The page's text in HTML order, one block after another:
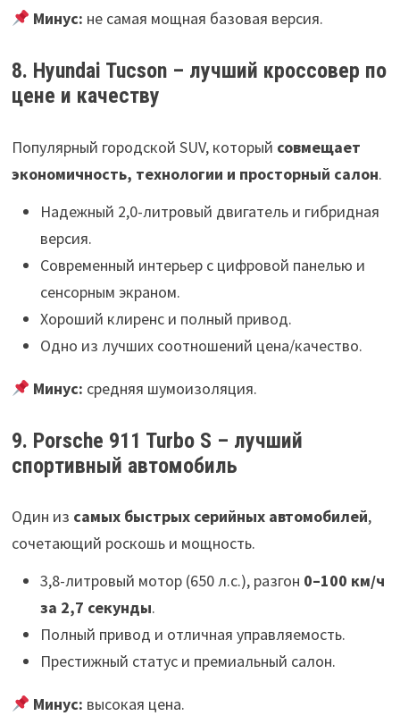
Минус: не самая мощная базовая версия.
8. Hyundai Tucson – лучший кроссовер по
цене и качеству
Популярный городской SUV, который совмещает
экономичность, технологии и просторный салон.
Надежный 2,0-литровый двигатель и гибридная
версия.
Современный интерьер с цифровой панелью и
сенсорным экраном.
Хороший клиренс и полный привод.
Одно из лучших соотношений цена/качество.
Минус: средняя шумоизоляция.
9. Porsche 911 Turbo S – лучший
спортивный автомобиль
Один из самых быстрых серийных автомобилей,
сочетающий роскошь и мощность.
3,8-литровый мотор (650 л.с.), разгон 0–100 км/ч
за 2,7 секунды.
Полный привод и отличная управляемость.
Престижный статус и премиальный салон.
Минус: высокая цена.